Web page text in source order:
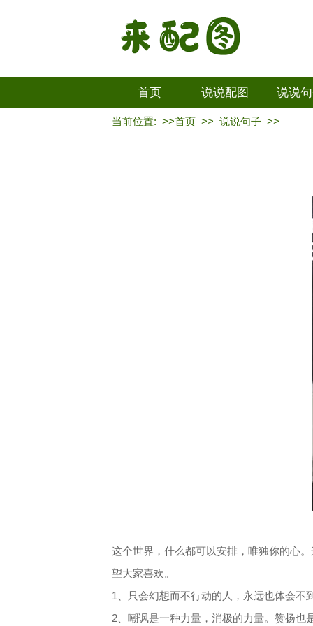
首页 说说配图 说说
当前位置: >>首页 >> 说说句子 >>
这个世界，什么都可以安排，唯独你的心
望大家喜欢。
1、只会幻想而不行动的人，永远也体会不
2、嘲讽是一种力量，消极的力量。赞扬也